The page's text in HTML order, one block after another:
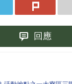
回應